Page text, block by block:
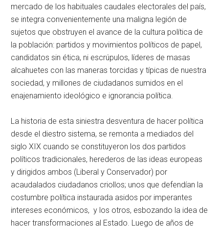
mercado de los habituales caudales electorales del país,
se integra convenientemente una maligna legión de
sujetos que obstruyen el avance de la cultura política de
la población: partidos y movimientos políticos de papel,
candidatos sin ética, ni escrúpulos, líderes de masas
alcahuetes con las maneras torcidas y típicas de nuestra
sociedad, y millones de ciudadanos sumidos en el
enajenamiento ideológico e ignorancia política.
La historia de esta siniestra desventura de hacer política
desde el diestro sistema, se remonta a mediados del
siglo XIX cuando se constituyeron los dos partidos
políticos tradicionales, herederos de las ideas europeas
y dirigidos ambos (Liberal y Conservador) por
acaudalados ciudadanos criollos; unos que defendían la
costumbre política instaurada asidos por imperantes
intereses económicos, y los otros, esbozando la idea de
hacer transformaciones al Estado. Luego de años de